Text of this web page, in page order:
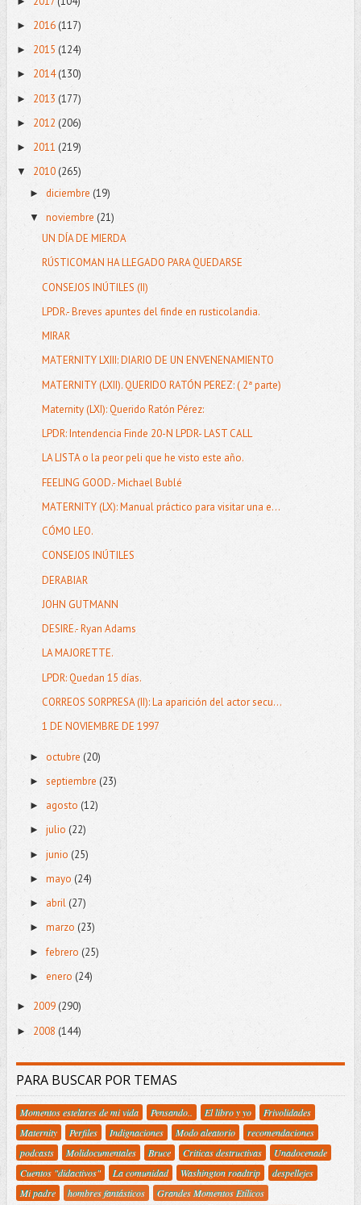
► 2016 (117)
► 2015 (124)
► 2014(130)
► 2013 (177)
► 2012 (206)
► 2011 (219)
▼ 2010(265)
► diciembre (19)
▼ noviembre (21)
UN DÍA DE MIERDA
RÚSTICOMAN HA LLEGADO PARA QUEDARSE
CONSEJOS INÚTILES (II)
LPDR.- Breves apuntes del finde en rusticolandia.
MIRAR
MATERNITY LXIII: DIARIO DE UN ENVENENAMIENTO
MATERNITY (LXII). QUERIDO RATÓN PEREZ: ( 2ª parte)
Maternity (LXI): Querido Ratón Pérez:
LPDR: Intendencia Finde 20-N LPDR- LAST CALL
LA LISTA o la peor peli que he visto este año.
FEELING GOOD.- Michael Bublé
MATERNITY (LX): Manual práctico para visitar una e...
CÓMO LEO.
CONSEJOS INÚTILES
DERABIAR
JOHN GUTMANN
DESIRE.- Ryan Adams
LA MAJORETTE.
LPDR: Quedan 15 días.
CORREOS SORPRESA (II): La aparición del actor secu...
1 DE NOVIEMBRE DE 1997
► octubre (20)
► septiembre (23)
► agosto (12)
► julio (22)
► junio (25)
► mayo (24)
► abril (27)
► marzo (23)
►febrero (25)
► enero (24)
► 2009 (290)
► 2008 (144)
PARA BUSCAR POR TEMAS
Momentos estelares de mi vida Pensando.. El libro y yo
Frivolidades
Maternity
Perfiles Indignaciones Modo aleatorio
recomendaciones
podcasts
Molidocumentales Bruce Criticas destructivas
Unadocenade
Cuentos "didactivos"
La comunidad Washington roadtrip
despellejes
Mi padre
hombres fantásticos
Grandes Momentos Etílicos